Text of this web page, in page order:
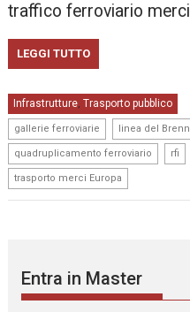
traffico ferroviario
LEGGI TUTTO
Infrastrutture, Trasporto pubblico
gallerie ferroviarie linea del
quadruplicamento ferroviario rfi
trasporto merci Europa
Entra in Master